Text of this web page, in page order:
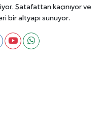
Şatafattan kaçınıyor ve
bir altyapı sunuyor.